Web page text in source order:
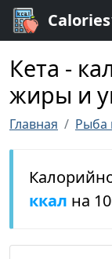
Кета -
жиры и
Главная Рыба
ккал на